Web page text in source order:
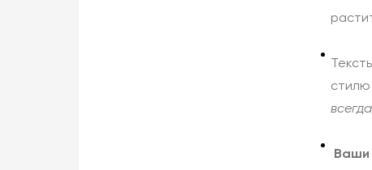
стилю
Ваши